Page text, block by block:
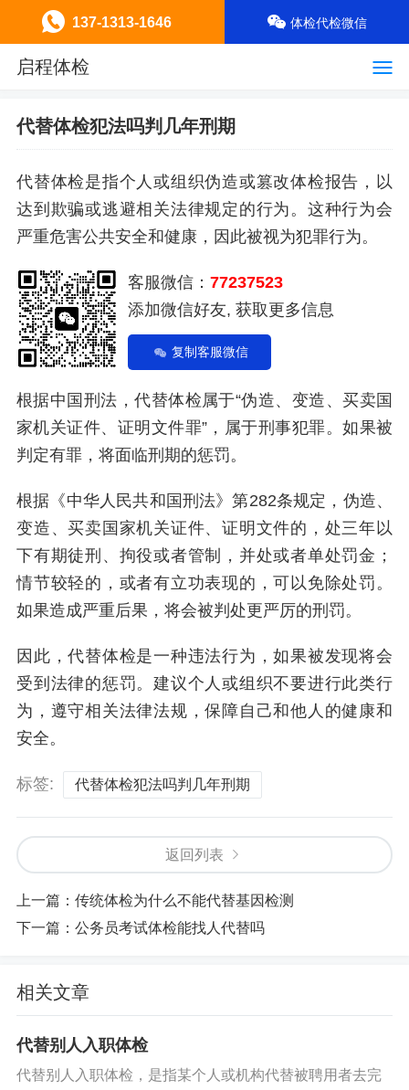
启程体检
代替体检犯法吗判几年刑期
代替体检是指个人或组织伪造或篡改体检报告，以
达到欺骗或逃避相关法律规定的行为。这种行为会
严重危害公共安全和健康，因此被视为犯罪行为。
客服微信： 77237523
添加微信好友, 获取更多信息
复制客服微信
根据中国刑法，代替体检属于“伪造、变造、买卖国
家机关证件、证明文件罪”，属于刑事犯罪。如果被
判定有罪，将面临刑期的惩罚。
根据《中华人民共和国刑法》第282条规定，伪造、
变造、买卖国家机关证件、证明文件的，处三年以
下有期徒刑、拘役或者管制，并处或者单处罚金；
情节较轻的，或者有立功表现的，可以免除处罚。
如果造成严重后果，将会被判处更严厉的刑罚。
因此，代替体检是一种违法行为，如果被发现将会
受到法律的惩罚。建议个人或组织不要进行此类行
为，遵守相关法律法规，保障自己和他人的健康和
安全。
标签: 代替体检犯法吗判几年刑期
返回列表
上一篇： 传统体检为什么不能代替基因检测
下一篇： 公务员考试体检能找人代替吗
相关文章
代替别人入职体检
代替别人入职体检，是指某个人或机构代替被聘用者去完
137-1313-1646 体检代检微信